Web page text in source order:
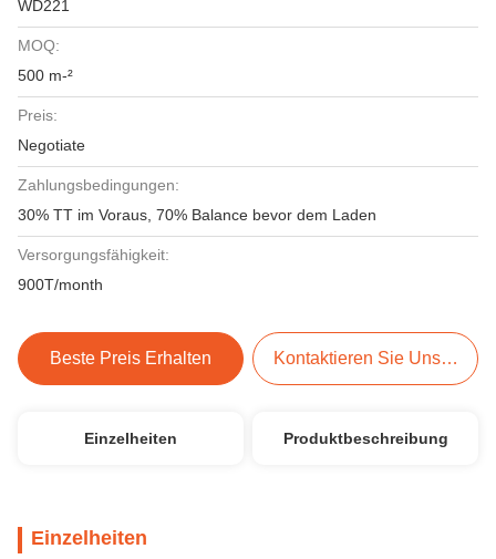
WD221
MOQ:
500 m-²
Preis:
Negotiate
Zahlungsbedingungen:
30% TT im Voraus, 70% Balance bevor dem Laden
Versorgungsfähigkeit:
900T/month
Beste Preis Erhalten Kontaktieren Sie Uns Jetzt
Einzelheiten Produktbeschreibung
Einzelheiten